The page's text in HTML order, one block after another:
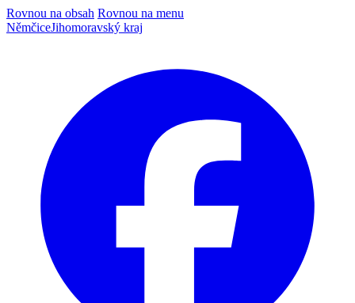
Rovnou na obsah Rovnou na menu
NěmčiceJihomoravský kraj